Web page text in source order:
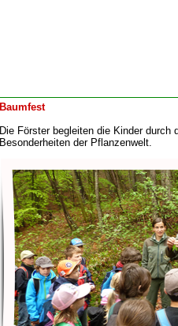
Baumfest
Die Förster begleiten die Kinder durch
Besonderheiten der Pflanzenwelt.